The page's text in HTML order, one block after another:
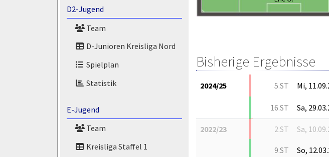
D2-Jugend
Team
D-Junioren Kreisliga Nord
Spielplan
Statistik
E-Jugend
Team
Kreisliga Staffel 1
Bisherige Ergebnisse
2024/25 5.ST Mi,
16.ST Sa,
2022/23 2.ST Sa,
9.ST So,